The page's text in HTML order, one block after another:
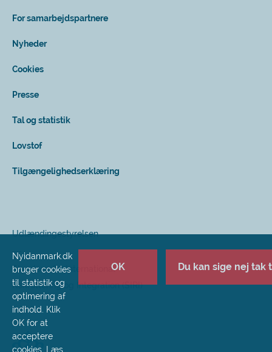
For samarbejdspartnere
Nyheder
Cookies
Presse
Tal og statistik
Lovstof
Tilgængelighedserklæring
Udlændingestyrelsen
Styrelsen for International
Rekruttering og Integration (SIRI)
Nyidanmark.dk
bruger cookies
til statistik og
optimering af
indhold. Klik
OK for at
acceptere
cookies.
Læs
OK Du kan sige nej tak